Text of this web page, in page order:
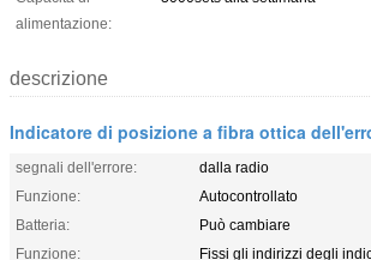
alimentazione:
descrizione
Indicatore di posizione a fibra ottica
segnali dell'errore:
dalla radio
Funzione:
Autocontrollato
Batteria:
Può cambiare
Funzione:
Fissi gli indirizzi degli